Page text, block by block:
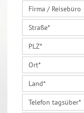
Firma / Reisebüro
Straße*
PLZ*
Ort*
Land*
Telefon tagsüber*